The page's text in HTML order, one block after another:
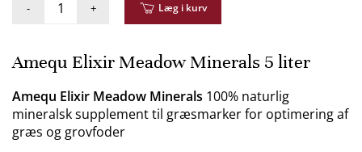
- + Læg i kurv
Amequ Elixir Meadow Minerals 5 liter
Amequ Elixir Meadow Minerals 100% naturlig
mineralsk supplement til græsmarker for optimering af
græs og grovfoder